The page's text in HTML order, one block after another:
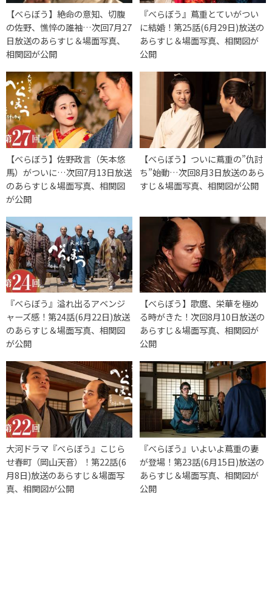
【べらぼう】絶命の意知、切腹
の佐野、憔悴の誰袖…次回7月27
日放送のあらすじ＆場面写真、
相関図が公開
『べらぼう』蔦重とていがつい
に結婚！第25話(6月29日)放送の
あらすじ＆場面写真、相関図が
公開
【べらぼう】佐野政言（矢本悠
馬）がついに…次回7月13日放送
のあらすじ＆場面写真、相関図
が公開
【べらぼう】ついに蔦重の”仇討
ち”始動…次回8月3日放送のあら
すじ＆場面写真、相関図が公開
『べらぼう』溢れ出るアベンジ
ャーズ感！第24話(6月22日)放送
のあらすじ＆場面写真、相関図
が公開
【べらぼう】歌麿、栄華を極め
る時がきた！次回8月10日放送の
あらすじ＆場面写真、相関図が
公開
大河ドラマ『べらぼう』こじら
せ春町（岡山天音）！第22話(6
月8日)放送のあらすじ＆場面写
真、相関図が公開
『べらぼう』いよいよ蔦重の妻
が登場！第23話(6月15日)放送の
あらすじ＆場面写真、相関図が
公開